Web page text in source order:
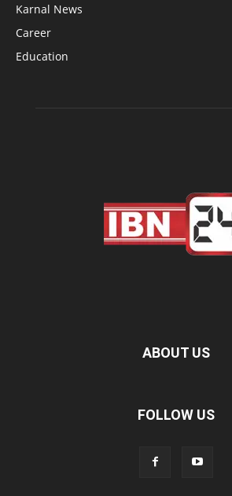
Karnal News
Career
Education
ABOUT US
FOLLOW US